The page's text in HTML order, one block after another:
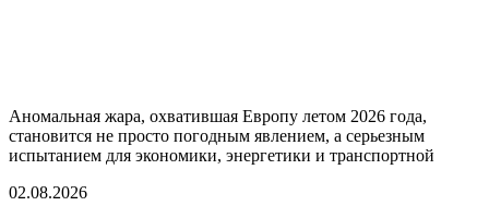
Аномальная жара, охватившая Европу летом 2026 года,
становится не просто погодным явлением, а серьезным
испытанием для экономики, энергетики и транспортной
02.08.2026